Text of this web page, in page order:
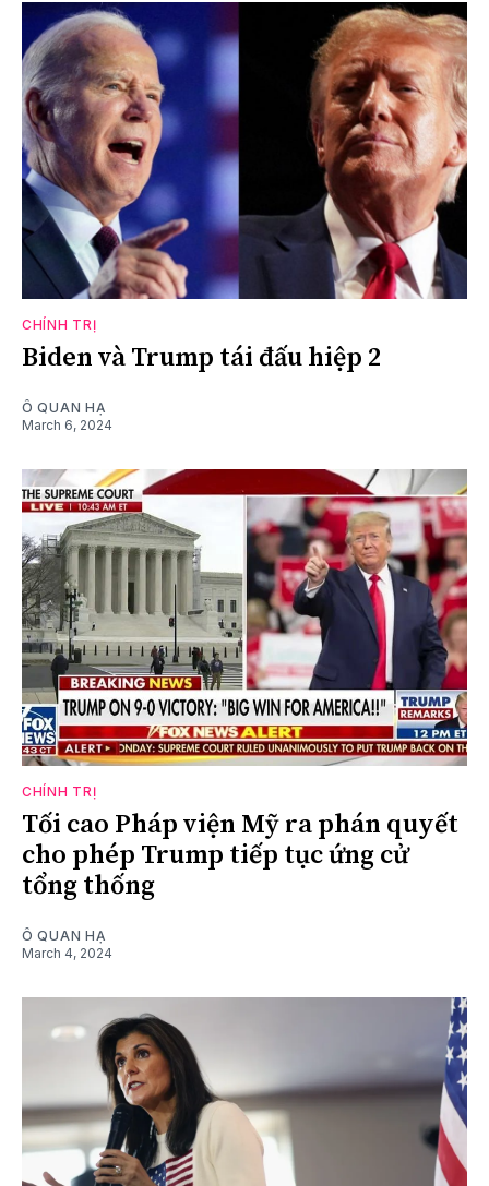
CHÍNH TRỊ
Biden và Trump tái đấu hiệp 2
Ô QUAN HẠ
March 6, 2024
CHÍNH TRỊ
Tối cao Pháp viện Mỹ ra phán quyết
cho phép Trump tiếp tục ứng cử
tổng thống
Ô QUAN HẠ
March 4, 2024